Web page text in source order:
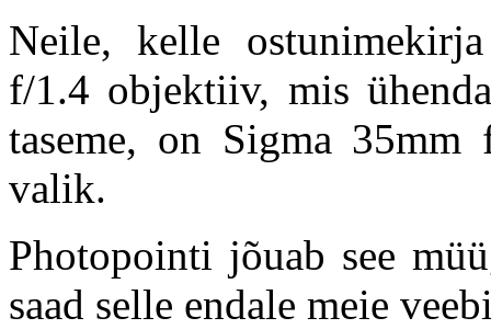
Neile, kelle
f/1.4 objektiiv, mis
taseme, on Sigma
valik.
Photopointi jõuab see
saad selle endale meie